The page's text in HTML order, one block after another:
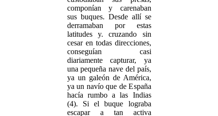
componían y carenaban
sus buques. Desde allí se
derramaban por estas
latitudes y. cruzando sin
cesar en todas direcciones,
conseguían casi
diariamente capturar, ya
una pequeña nave del país,
ya un galeón de América,
ya un navío que de España
hacía rumbo a las Indias
(4). Si el buque lograba
escapar a tan activa